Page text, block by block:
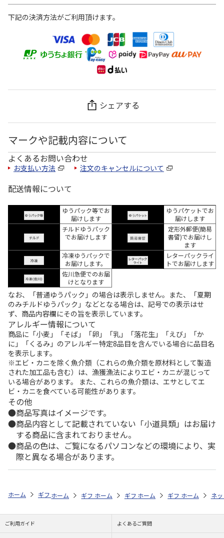
下記の決済方法がご利用頂けます。
シェアする
マークや記載内容について
よくあるお問い合わせ
お支払い方法 注文のキャンセルについて
配送情報について
ゆうパック等でお
届けします
ゆうパケットでお
届けします
チルドゆうパック
でお届けします
定形外郵便(簡易
書留)でお届けし
ます
冷凍ゆうパックで
お届けします。
レターパックライ
トでお届けします
佐川急便でのお届
けとなります
なお、「普通ゆうパック」の場合は表示しません。また、「夏期
のみチルドゆうパック」などとなる場合は、記号での表示はせ
ず、商品内容欄にその旨を表示しています。
アレルギー情報について
商品に「小麦」「そば」「卵」「乳」「落花生」「えび」「か
に」「くるみ」のアレルギー特定8品目を含んでいる場合に品目名
を表示します。
※エビ・カニを除く魚介類（これらの魚介類を原材料として製造
された加工品も含む）は、漁獲漁法によりエビ・カニが混じって
いる場合があります。 また、これらの魚介類は、エサとしてエ
ビ・カニを食べている可能性があります。
その他
商品写真はイメージです。
商品内容として記載されていない「小道具類」はお届け
する商品に含まれておりません。
商品の色は、ご覧になるパソコンなどの環境により、実
際と異なる場合があります。
ホーム ギフトストア お中元・夏ギフト特集 2026 お菓子・スイーツ
ホーム ギフトストア お中元・夏ギフト特集 2026
ホーム ギフトストア お中元・夏ギフト
ホーム ギフトストア お
ホーム ネ
ご利用ガイド よくあるご質問